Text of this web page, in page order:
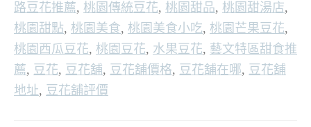
路豆花推薦, 桃園傳統豆花, 桃園甜品, 桃園甜湯店,
桃園甜點, 桃園美食, 桃園美食小吃, 桃園芒果豆花,
桃園西瓜豆花, 桃園豆花, 水果豆花, 藝文特區甜食推
薦, 豆花, 豆花舖, 豆花舖價格, 豆花舖在哪, 豆花舖
地址, 豆花舖評價